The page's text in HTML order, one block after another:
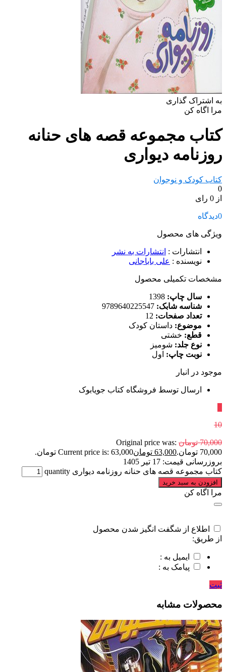
به اشتراک گذاری
مرا اگاه کن
کتاب مجموعه قصه های حنانه
روزنامه دیواری
کتاب کودک و نوجوان
0
از 0 رای
0دیدگاه
ویژگی های محصول
انتشارات : انتشارات به نشر
نویسنده : علی باباجانی
مشخصات تکمیلی محصول
سال چاپ:
شناسه شابک:
تعداد صفحات:
موضوع: داستان کودک
قطع: خشتی
نوع جلد: شومیز
نوبت چاپ: اول
موجود در انبار
ارسال توسط فروشگاه کتاب جویابوک
10
70,000 تومان Original price was:
70,000 تومان.
63,000 تومانCurrent price is: 63,000 تومان.
بروزرسانی قیمت: 17 تیر 1405
کتاب مجموعه قصه های حنانه روزنامه دیواری quantity
افزودن به سبد خرید
مرا اگاه کن
اطلاع از شگفت انگیز شدن محصول
از طریق:
ایمیل به :
پیامک به :
ثبت
محصولات مشابه